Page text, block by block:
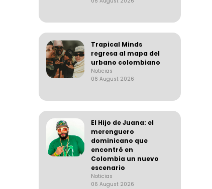
Trapical Minds
regresa al mapa del
urbano colombiano
Noticias
06 August 2026
El Hijo de Juana: el
merenguero
dominicano que
encontró en
Colombia un nuevo
escenario
Noticias
06 August 2026